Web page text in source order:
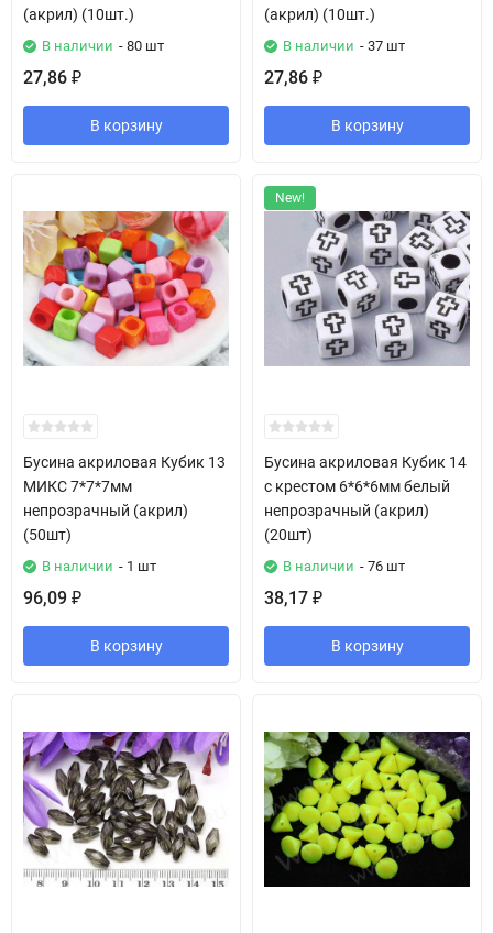
(акрил) (10шт.)
В наличии - 80 шт
27,86 ₽
В корзину
(акрил) (10шт.)
В наличии - 37 шт
27,86 ₽
В корзину
Бусина акриловая Кубик 13
МИКС 7*7*7мм
непрозрачный (акрил)
(50шт)
В наличии - 1 шт
96,09 ₽
В корзину
New!
Бусина акриловая Кубик 14
с крестом 6*6*6мм белый
непрозрачный (акрил)
(20шт)
В наличии - 76 шт
38,17 ₽
В корзину